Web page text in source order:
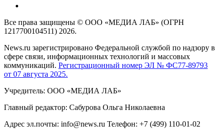
Все права защищены © ООО «МЕДИА ЛАБ» (ОГРН
1217700104511) 2026.
News.ru зарегистрировано Федеральной службой по надзору в
сфере связи, информационных технологий и массовых
коммуникаций. Регистрационный номер ЭЛ № ФС77-89793
от 07 августа 2025.
Учредитель: ООО «МЕДИА ЛАБ»
Главный редактор: Сабурова Ольга Николаевна
Адрес эл.почты: info@news.ru Телефон: +7 (499) 110-01-02